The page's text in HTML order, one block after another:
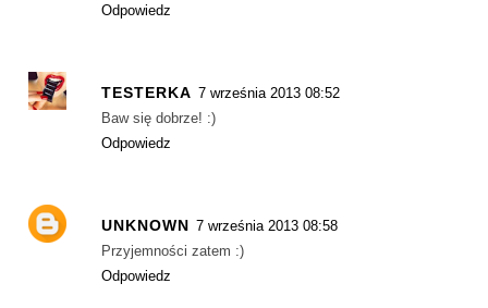
Odpowiedz
TESTERKA 7 września 2013 08:52
Baw się dobrze! :)
Odpowiedz
UNKNOWN 7 września 2013 08:58
Przyjemności zatem :)
Odpowiedz